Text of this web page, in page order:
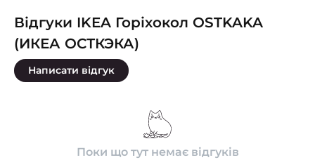
Відгуки IKEA Горіхокол OSTKAKA
(ИКЕА ОСТКЭКА)
Написати відгук
Поки що тут немає відгуків